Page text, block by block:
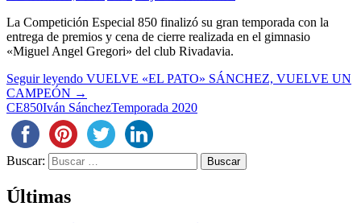
La Competición Especial 850 finalizó su gran temporada con la
entrega de premios y cena de cierre realizada en el gimnasio
«Miguel Angel Gregori» del club Rivadavia.
Seguir leyendo VUELVE «EL PATO» SÁNCHEZ, VUELVE UN
CAMPEÓN →
CE850Iván SánchezTemporada 2020
Buscar:
Últimas